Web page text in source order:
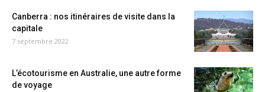
Canberra : nos itinéraires de visite dans la
capitale
7 septembre 2022
L’écotourisme en Australie, une autre forme
de voyage